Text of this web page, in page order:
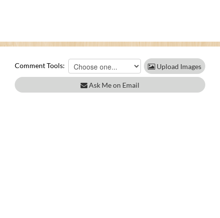
Comment Tools: Upload Images
Ask Me on Email